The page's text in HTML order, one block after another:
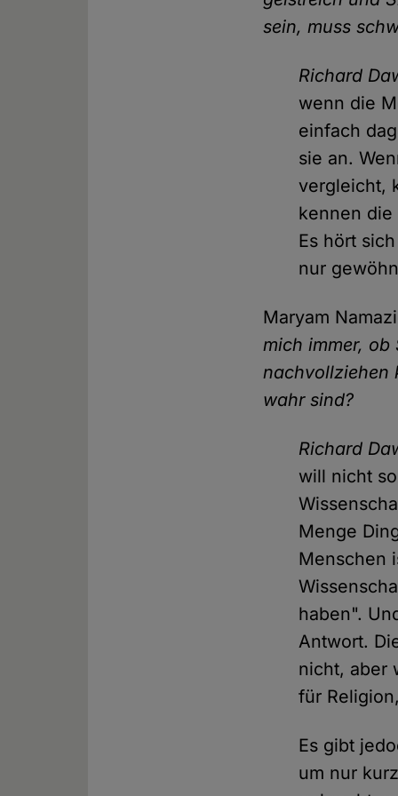
sein, muss
Richard
wenn die
einfach
sie an.
vergleicht,
kennen die
Es hört
nur
Maryam
mich immer, ob
nachvollziehen
wahr sind?
Richard
will nicht
Menge
Menschen
haben".
Antwort.
nicht, aber
für
Es gibt
um nur